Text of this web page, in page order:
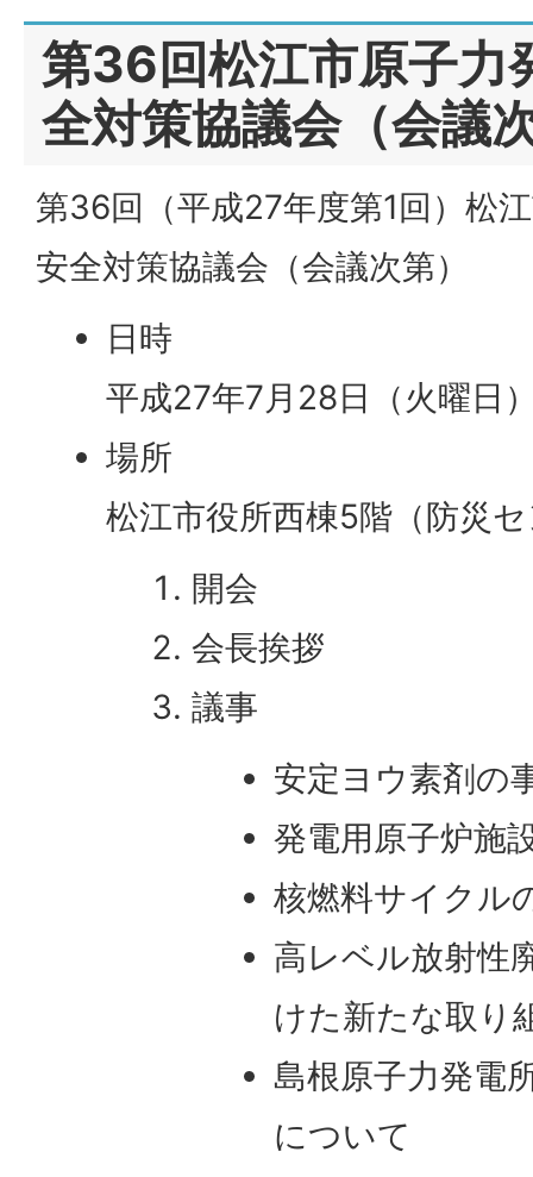
第36回松江市原子力
全対策協議会（会議
第36回（平成27年度第1回）松
安全対策協議会（会議次第）
日時
平成27年7月28日（火曜日
場所
松江市役所西棟5階（防災
開会
会長挨拶
議事
安定ヨウ素剤の
発電用原子炉施
核燃料サイクル
高レベル放射性
けた新たな取り
島根原子力発電
について